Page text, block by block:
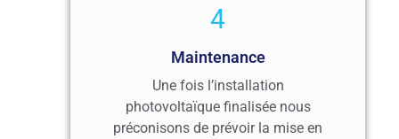
4
Maintenance
Une fois l’installation
photovoltaïque finalisée nous
préconisons de prévoir la mise en